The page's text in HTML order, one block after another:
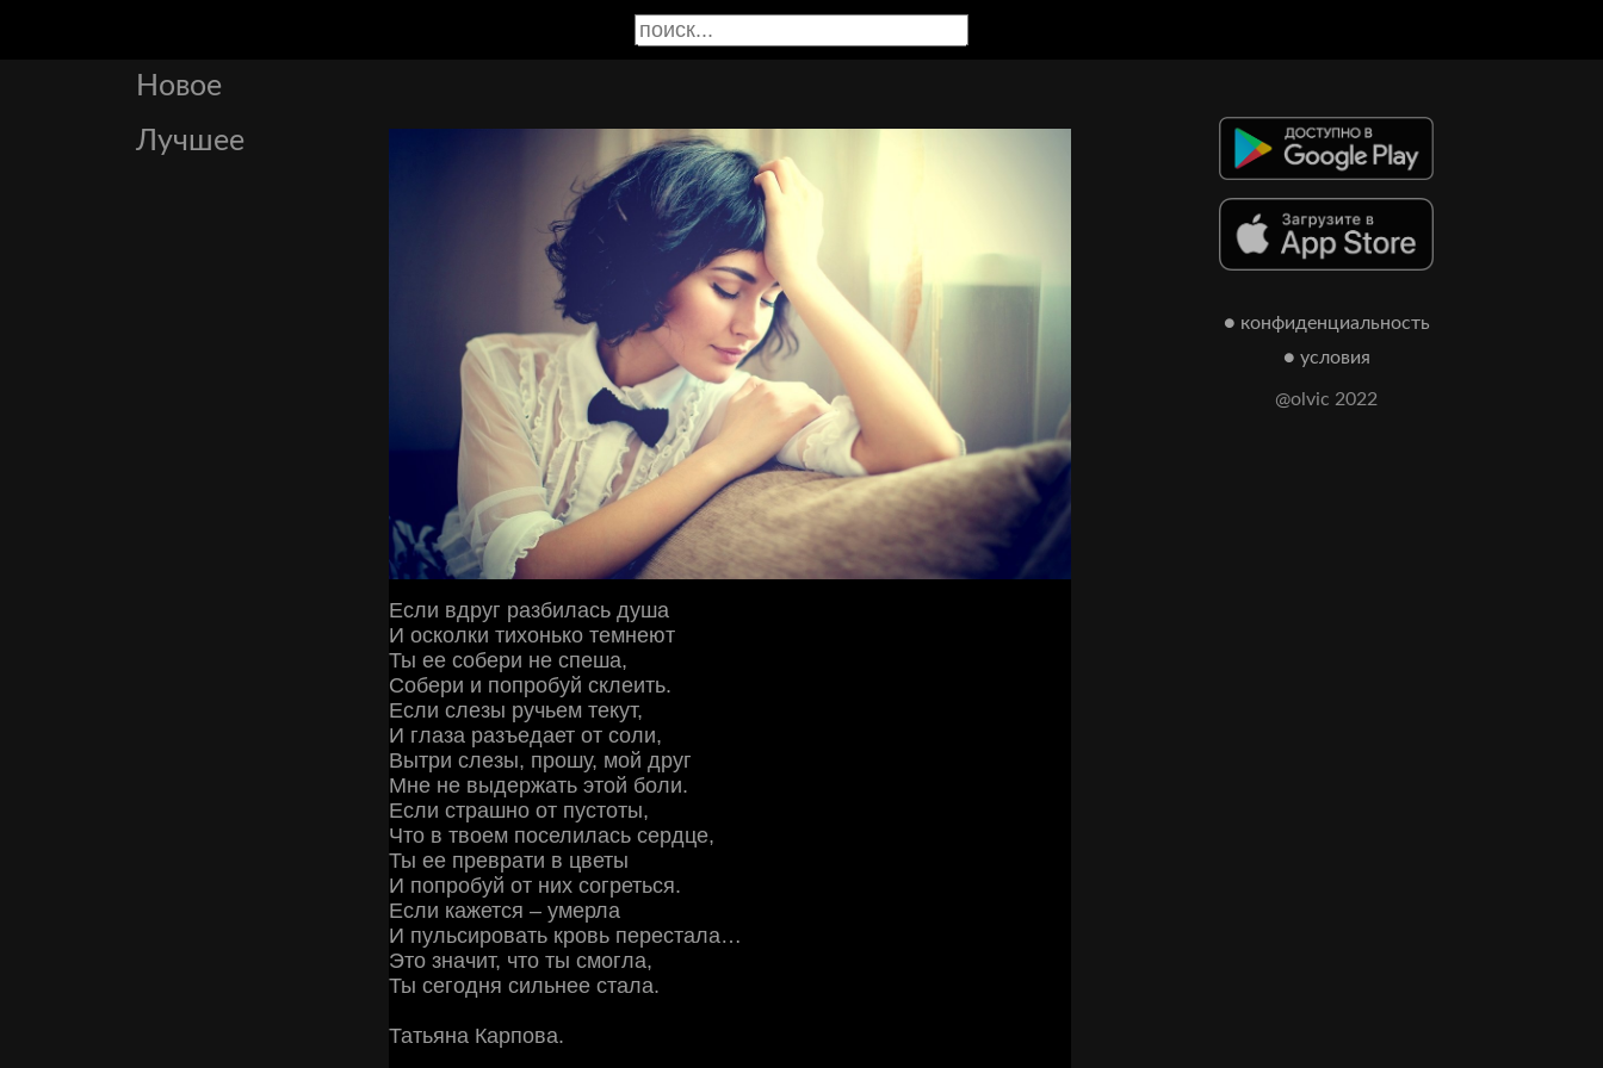
Новое
Лучшее
Если вдруг разбилась душа
И осколки тихонько темнеют
Ты ее собери не спеша,
Собери и попробуй склеить.
Если слезы ручьем текут,
И глаза разъедает от соли,
Вытри слезы, прошу, мой друг
Мне не выдержать этой боли.
Если страшно от пустоты,
Что в твоем поселилась сердце,
Ты ее преврати в цветы
И попробуй от них согреться.
Если кажется – умерла
И пульсировать кровь перестала…
Это значит, что ты смогла,
Ты сегодня сильнее стала.
Татьяна Карпова.
● конфиденциальность
● условия
@olvic 2022